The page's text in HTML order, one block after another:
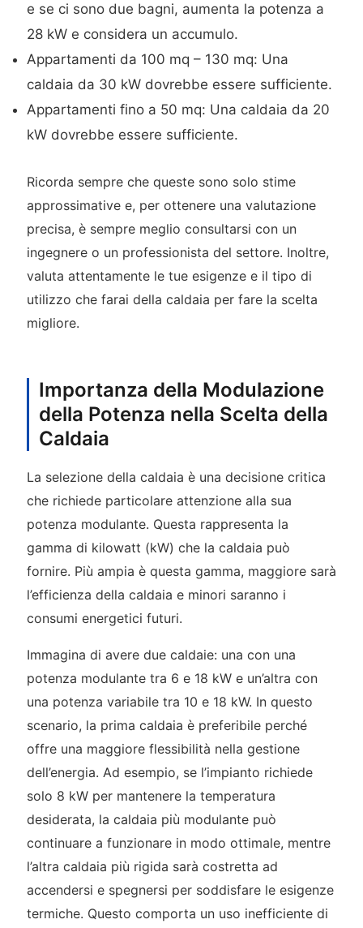
e se ci sono due bagni, aumenta la potenza a
28 kW e considera un accumulo.
Appartamenti da 100 mq – 130 mq: Una
caldaia da 30 kW dovrebbe essere sufficiente.
Appartamenti fino a 50 mq: Una caldaia da 20
kW dovrebbe essere sufficiente.
Ricorda sempre che queste sono solo stime
approssimative e, per ottenere una valutazione
precisa, è sempre meglio consultarsi con un
ingegnere o un professionista del settore. Inoltre,
valuta attentamente le tue esigenze e il tipo di
utilizzo che farai della caldaia per fare la scelta
migliore.
Importanza della Modulazione
della Potenza nella Scelta della
Caldaia
La selezione della caldaia è una decisione critica
che richiede particolare attenzione alla sua
potenza modulante. Questa rappresenta la
gamma di kilowatt (kW) che la caldaia può
fornire. Più ampia è questa gamma, maggiore sarà
l’efficienza della caldaia e minori saranno i
consumi energetici futuri.
Immagina di avere due caldaie: una con una
potenza modulante tra 6 e 18 kW e un’altra con
una potenza variabile tra 10 e 18 kW. In questo
scenario, la prima caldaia è preferibile perché
offre una maggiore flessibilità nella gestione
dell’energia. Ad esempio, se l’impianto richiede
solo 8 kW per mantenere la temperatura
desiderata, la caldaia più modulante può
continuare a funzionare in modo ottimale, mentre
l’altra caldaia più rigida sarà costretta ad
accendersi e spegnersi per soddisfare le esigenze
termiche. Questo comporta un uso inefficiente di